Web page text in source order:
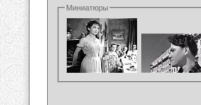
Миниатюры